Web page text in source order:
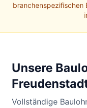
branchenspezifischen
Unsere
Vollständige
Baulohnabrechnung
Baulohnabrechnung
Baulohnabrechnung